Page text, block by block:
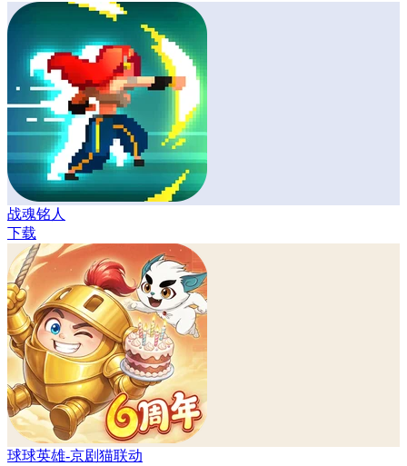
战魂铭人
下载
球球英雄-京剧猫联动